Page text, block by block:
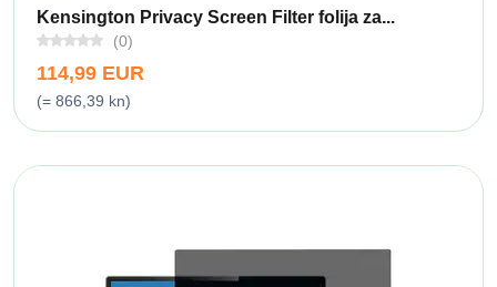
Kensington Privacy Screen Filter folija za...
(0)
114,99 EUR
(= 866,39 kn)